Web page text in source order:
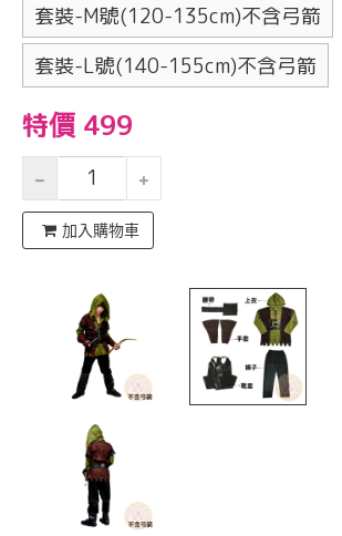
套裝-M號(120-135cm)不含弓箭
套裝-L號(140-155cm)不含弓箭
特價 499
加入購物車